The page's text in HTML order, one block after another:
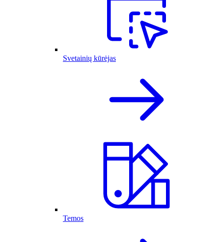
Svetainių kūrėjas
Temos